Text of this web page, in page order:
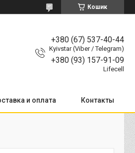
Кошик
+380 (67) 537-40-44
Kyivstar (Viber / Telegram)
+380 (93) 157-91-09
Lifecell
и оплата Контакты